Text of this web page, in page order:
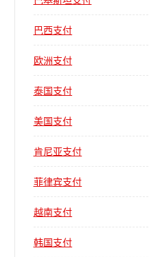
巴西支付
欧洲支付
泰国支付
美国支付
肯尼亚支付
菲律宾支付
越南支付
韩国支付